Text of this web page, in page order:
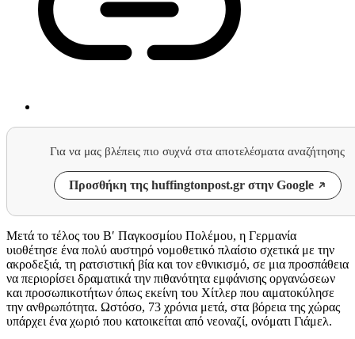
Για να μας βλέπεις πιο συχνά στα αποτελέσματα αναζήτησης
Προσθήκη της huffingtonpost.gr στην Google
Μετά το τέλος του Β′ Παγκοσμίου Πολέμου, η Γερμανία
υιοθέτησε ένα πολύ αυστηρό νομοθετικό πλαίσιο σχετικά με την
ακροδεξιά, τη ρατσιστική βία και τον εθνικισμό, σε μια προσπάθεια
να περιορίσει δραματικά την πιθανότητα εμφάνισης οργανώσεων
και προσωπικοτήτων όπως εκείνη του Χίτλερ που αιματοκύλησε
την ανθρωπότητα. Ωστόσο, 73 χρόνια μετά, στα βόρεια της χώρας
υπάρχει ένα χωριό που κατοικείται από νεοναζί, ονόματι Γιάμελ.